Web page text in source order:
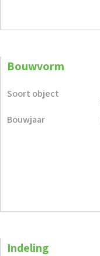
Bouwvorm
Soort object
Bouwjaar
Indeling